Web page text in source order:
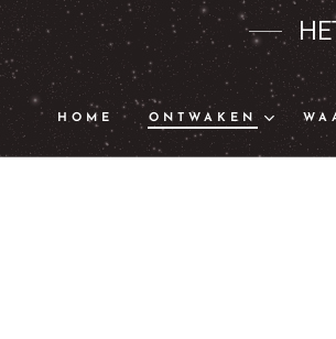
HOME ONTWAKEN